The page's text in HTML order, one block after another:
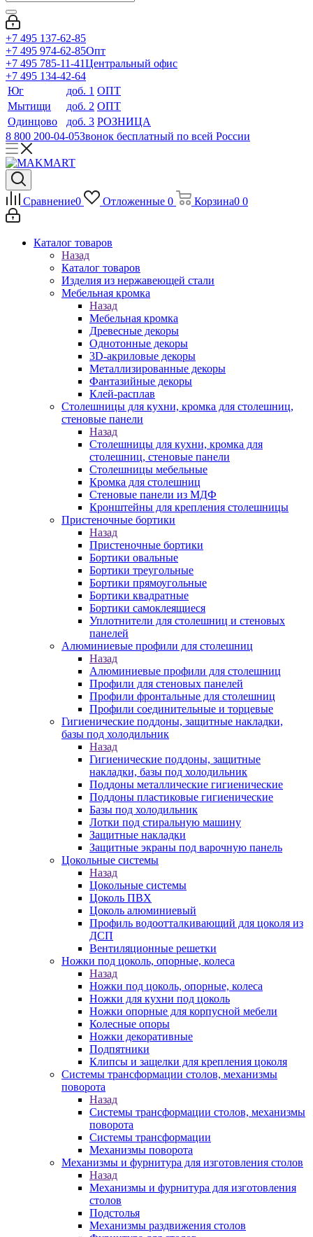
+7 495 137-62-85
+7 495 974-62-85Опт
+7 495 785-11-41Центральный офис
+7 495 134-42-64
Юг
доб. 1 ОПТ
Мытищи
доб. 2 ОПТ
Одинцово
доб. 3 РОЗНИЦА
8 800 200-04-05Звонок бесплатный по всей России
Сравнение0 Отложенные 0 Корзина0 0
Каталог товаров
Назад
Каталог товаров
Изделия из нержавеющей стали
Мебельная кромка
Назад
Мебельная кромка
Древесные декоры
Однотонные декоры
3D-акриловые декоры
Металлизированные декоры
Фантазийные декоры
Клей-расплав
Столешницы для кухни, кромка для столешниц,
стеновые панели
Назад
Столешницы для кухни, кромка для
столешниц, стеновые панели
Столешницы мебельные
Кромка для столешниц
Стеновые панели из МДФ
Кронштейны для крепления столешницы
Пристеночные бортики
Назад
Пристеночные бортики
Бортики овальные
Бортики треугольные
Бортики прямоугольные
Бортики квадратные
Бортики самоклеящиеся
Уплотнители для столешниц и стеновых
панелей
Алюминиевые профили для столешниц
Назад
Алюминиевые профили для столешниц
Профили для стеновых панелей
Профили фронтальные для столешниц
Профили соединительные и торцевые
Гигиенические поддоны, защитные накладки,
базы под холодильник
Назад
Гигиенические поддоны, защитные
накладки, базы под холодильник
Поддоны металлические гигиенические
Поддоны пластиковые гигиенические
Базы под холодильник
Лотки под стиральную машину
Защитные накладки
Защитные экраны под варочную панель
Цокольные системы
Назад
Цокольные системы
Цоколь ПВХ
Цоколь алюминиевый
Профиль водоотталкивающий для цоколя из
ДСП
Вентиляционные решетки
Ножки под цоколь, опорные, колеса
Назад
Ножки под цоколь, опорные, колеса
Ножки для кухни под цоколь
Ножки опорные для корпусной мебели
Колесные опоры
Ножки декоративные
Подпятники
Клипсы и защелки для крепления цоколя
Системы трансформации столов, механизмы
поворота
Назад
Системы трансформации столов, механизмы
поворота
Системы трансформации
Механизмы поворота
Механизмы и фурнитура для изготовления столов
Назад
Механизмы и фурнитура для изготовления
столов
Подстолья
Механизмы раздвижения столов